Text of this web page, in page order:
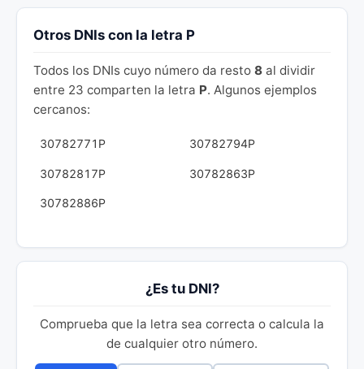
Otros DNIs con la letra P
Todos los DNIs cuyo número da resto 8 al dividir
entre 23 comparten la letra P. Algunos ejemplos
cercanos:
30782771P 30782794P
30782817P 30782863P
30782886P
¿Es tu DNI?
Comprueba que la letra sea correcta o calcula la
de cualquier otro número.